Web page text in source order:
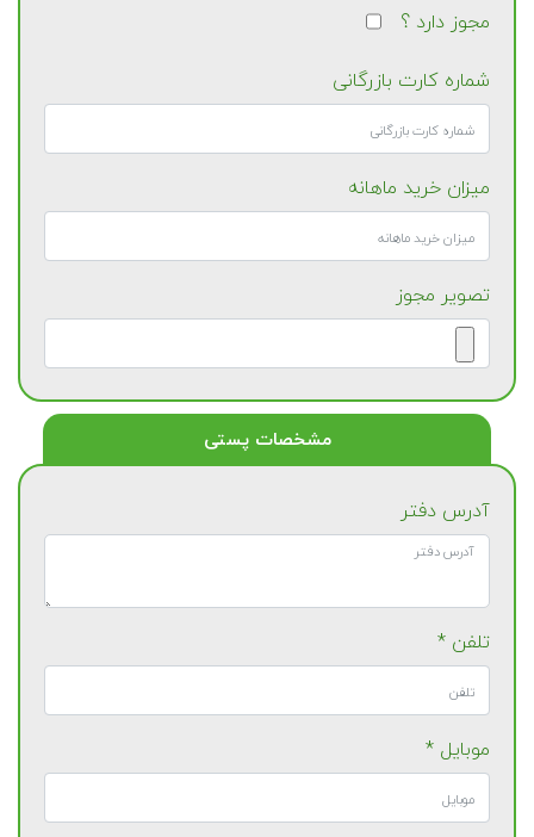
مجوز دارد ؟
شماره کارت بازرگانی
میزان خرید ماهانه
تصویر مجوز
مشخصات پستی
آدرس دفتر
تلفن *
موبایل *